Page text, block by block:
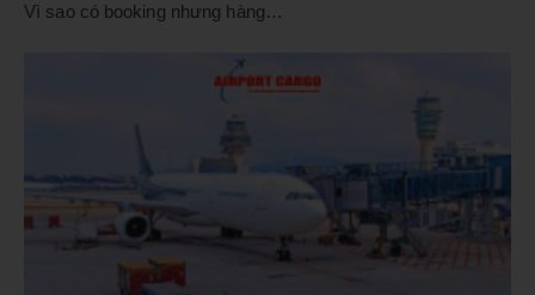
Vì sao có booking nhưng hàng…